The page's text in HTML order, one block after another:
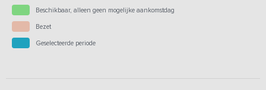
Beschikbaar, alleen geen mogelijke aankomstdag
Bezet
Geselecteerde periode